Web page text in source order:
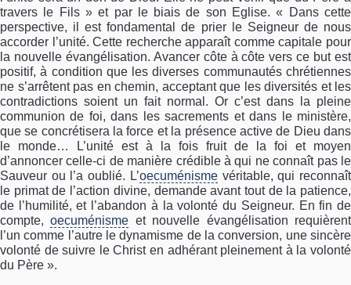
travers le Fils » et par le biais de son Eglise. « Dans cette
perspective, il est fondamental de prier le Seigneur de nous
accorder l’unité. Cette recherche apparaît comme capitale pour
la nouvelle évangélisation. Avancer côte à côte vers ce but est
positif, à condition que les diverses communautés chrétiennes
ne s’arrêtent pas en chemin, acceptant que les diversités et les
contradictions soient un fait normal. Or c’est dans la pleine
communion de foi, dans les sacrements et dans le ministère,
que se concrétisera la force et la présence active de Dieu dans
le monde… L’unité est à la fois fruit de la foi et moyen
d’annoncer celle-ci de manière crédible à qui ne connaît pas le
Sauveur ou l’a oublié. L’oecuménismevéritable, qui reconnaît
le primat de l’action divine, demande avant tout de la patience,
de l’humilité, et l’abandon à la volonté du Seigneur. En fin de
compte,oecuménisme et nouvelle évangélisation requièrent
l’un comme l’autre le dynamisme de la conversion, une sincère
volonté de suivre le Christ en adhérant pleinement à la volonté
du Père ».